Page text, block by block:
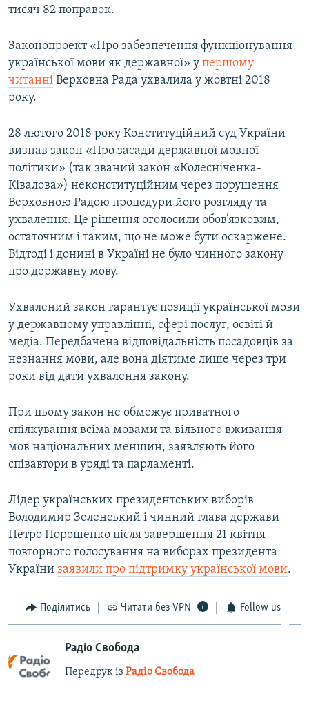
тисяч 82 поправок.
Законопроект «Про забезпечення функціонування
української мови як державної» у першому
читанні Верховна Рада ухвалила у жовтні 2018
року.
28 лютого 2018 року Конституційний суд України
визнав закон «Про засади державної мовної
політики» (так званий закон «Колесніченка-
Ківалова») неконституційним через порушення
Верховною Радою процедури його розгляду та
ухвалення. Це рішення оголосили обов’язковим,
остаточним і таким, що не може бути оскаржене.
Відтоді і донині в Україні не було чинного закону
про державну мову.
Ухвалений закон гарантує позиції української мови
у державному управлінні, сфері послуг, освіті й
медіа. Передбачена відповідальність посадовців за
незнання мови, але вона діятиме лише через три
роки від дати ухвалення закону.
При цьому закон не обмежує приватного
спілкування всіма мовами та вільного вживання
мов національних меншин, заявляють його
співавтори в уряді та парламенті.
Лідер українських президентських виборів
Володимир Зеленський і чинний глава держави
Петро Порошенко після завершення 21 квітня
повторного голосування на виборах президента
України заявили про підтримку української мови.
Поділитись Читати без VPN Follow us
Радіо Свобода
Передрук із Радіо Свобода